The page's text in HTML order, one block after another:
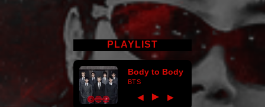
PLAYLIST
Body to Body
BTS
◀ ► ▶